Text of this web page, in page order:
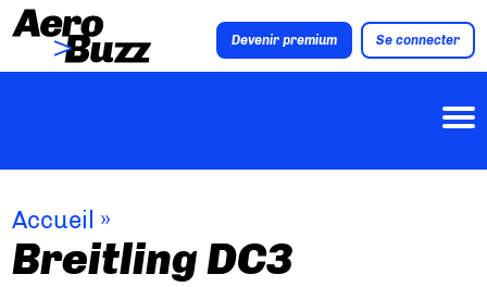
Devenir premium Se connecter
Accueil »
Breitling DC3